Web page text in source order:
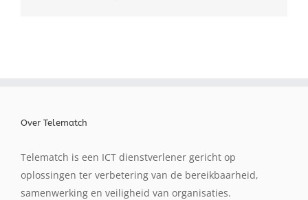
Over Telematch
Telematch is een ICT dienstverlener gericht op
oplossingen ter verbetering van de bereikbaarheid,
samenwerking en veiligheid van organisaties.